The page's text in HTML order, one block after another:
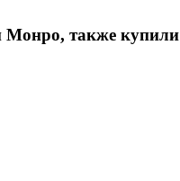
Монро, также купили